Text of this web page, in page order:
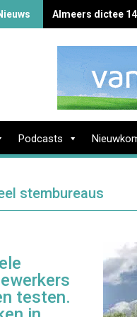
Almeers dictee
Podcasts
stembureaus
testen.